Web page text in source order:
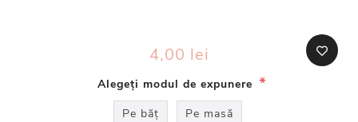
4,00 lei
Alegeți modul de expunere *
Pe băț Pe masă